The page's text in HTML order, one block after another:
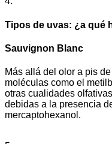
Tipos de uvas: ¿a qué
Sauvignon Blanc
Más allá del olor a pis
moléculas como el
otras cualidades
debidas a la presencia
mercaptohexanol.